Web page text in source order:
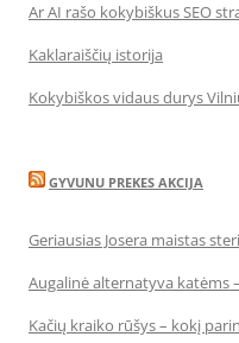
Ar AI rašo kokybiškus SEO
Kaklaraiščių istorija
Kokybiškos vidaus durys
GYVUNU PREKES AKCIJA
Geriausias Josera maistas
Augalinė alternatyva katėms
Kačių kraiko rūšys – kokį